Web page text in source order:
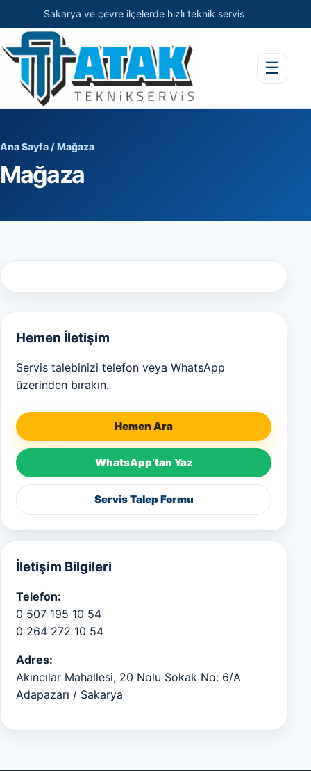
Sakarya ve çevre ilçelerde hızlı teknik servis
☰
Ana Sayfa / Mağaza
Mağaza
Hemen İletişim
Servis talebinizi telefon veya WhatsApp
üzerinden bırakın.
Hemen Ara
WhatsApp’tan Yaz
Servis Talep Formu
İletişim Bilgileri
Telefon:
0 507 195 10 54
0 264 272 10 54
Adres:
Akıncılar Mahallesi, 20 Nolu Sokak No: 6/A
Adapazarı / Sakarya